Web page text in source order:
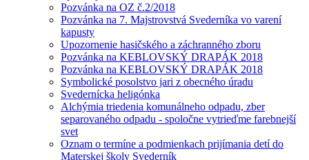
Pozvánka na OZ č.2/2018
Pozvánka na 7. Majstrovstvá Svederníka vo varení
kapusty
Upozornenie hasičského a záchranného zboru
Pozvánka na KEBLOVSKÝ DRAPÁK 2018
Pozvánka na KEBLOVSKÝ DRAPÁK 2018
Symbolické posolstvo jari z obecného úradu
Svedernícka heligónka
Alchýmia triedenia komunálneho odpadu, zber
separovaného odpadu - spoločne vytrieďme farebnejší
svet
Oznam o termíne a podmienkach prijímania detí do
Materskej školy Svederník